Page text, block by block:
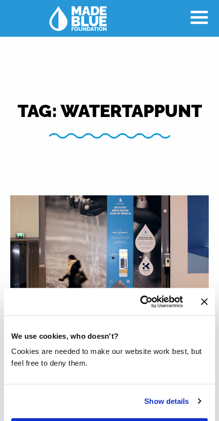
We use cookies, who doesn't?
Cookies are needed to make our website work best, but
feel free to deny them.
Show details
TAG:WATERTAPPUNT
HOOG CATHARIJNE OPENT HET
NEDERLAND
Sinds kort kun je in Hoog Catharijne zelf